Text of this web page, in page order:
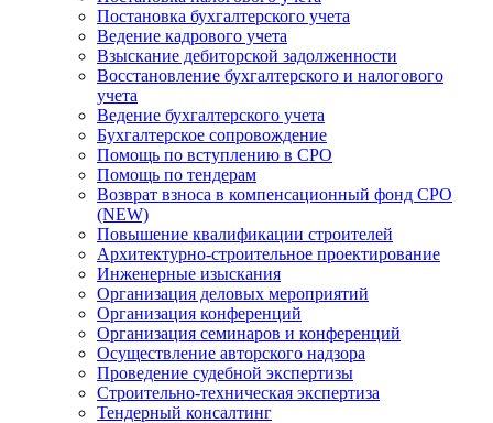
Постановка бухгалтерского учета
Ведение кадрового учета
Взыскание дебиторской задолженности
Восстановление бухгалтерского и налогового
учета
Ведение бухгалтерского учета
Бухгалтерское сопровождение
Помощь по вступлению в СРО
Помощь по тендерам
Возврат взноса в компенсационный фонд СРО
(NEW)
Повышение квалификации строителей
Архитектурно-строительное проектирование
Инженерные изыскания
Организация деловых мероприятий
Организация конференций
Организация семинаров и конференций
Осуществление авторского надзора
Проведение судебной экспертизы
Строительно-техническая экспертиза
Тендерный консалтинг